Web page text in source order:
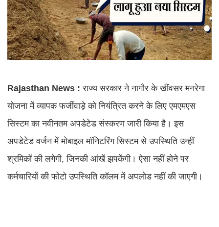
Rajasthan News : राज्य सरकार ने नागौर के खींवसर मनरेगा
योजना में व्यापक फर्जीवाड़े को नियंत्रित करने के लिए एमएमएस
सिस्टम का नवीनतम अपडेटेड संस्करण जारी किया है। इस
अपडेटेड वर्जन में मोबाइल मॉनिटरिंग सिस्टम से उपस्थिति उन्हीं
श्रमिकों की लगेगी, जिनकी आंखें झपकेंगी। ऐसा नहीं होने पर
कर्मचारियों की फोटो उपस्थिति कॉलम में अपलोड नहीं की जाएगी।